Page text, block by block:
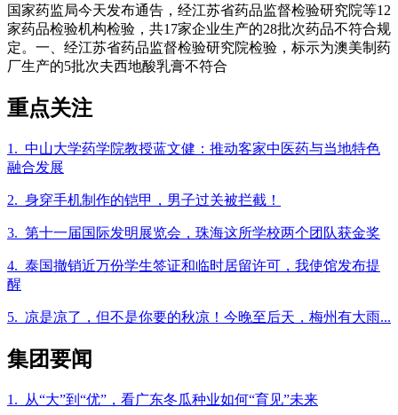
国家药监局今天发布通告，经江苏省药品监督检验研究院等12
家药品检验机构检验，共17家企业生产的28批次药品不符合规
定。一、经江苏省药品监督检验研究院检验，标示为澳美制药
厂生产的5批次夫西地酸乳膏不符合
重点关注
1. 中山大学药学院教授蓝文健：推动客家中医药与当地特色
融合发展
2. 身穿手机制作的铠甲，男子过关被拦截！
3. 第十一届国际发明展览会，珠海这所学校两个团队获金奖
4. 泰国撤销近万份学生签证和临时居留许可，我使馆发布提
醒
5. 凉是凉了，但不是你要的秋凉！今晚至后天，梅州有大雨...
集团要闻
1. 从“大”到“优”，看广东冬瓜种业如何“育见”未来